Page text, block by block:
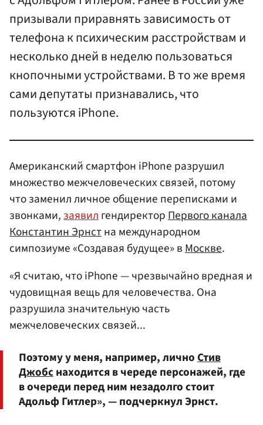
призывали приравнять зависимость от
телефона к психическим расстройствам и
несколько дней в неделю пользоваться
кнопочными устройствами. В то же время
сами депутаты признавались, что
пользуются iPhone.
Американский смартфон iPhone разрушил
множество межчеловеческих связей, потому
что заменил личное общение переписками и
звонками,заявилгендиректорПервого канала
Константин Эрнстна международном
симпозиуме «Создавая будущее» вМоскве.
«Я считаю, что iPhone — чрезвычайно вредная и
чудовищная вещь для человечества. Она
разрушила значительную часть
межчеловеческих связей...
Поэтому у меня, например, личноСтив
Джобснаходится в череде персонажей, где
в очереди перед ним незадолго стоит
Адольф Гитлер», — подчеркнул Эрнст.